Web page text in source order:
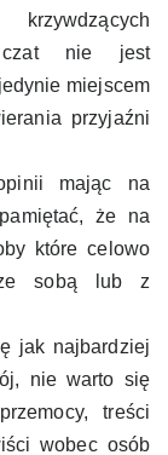
czat nie jest
miejscem
przyjaźni
mając na
że na
które celowo
ze sobą lub z
jak najbardziej
nie warto się
treści
wobec osób